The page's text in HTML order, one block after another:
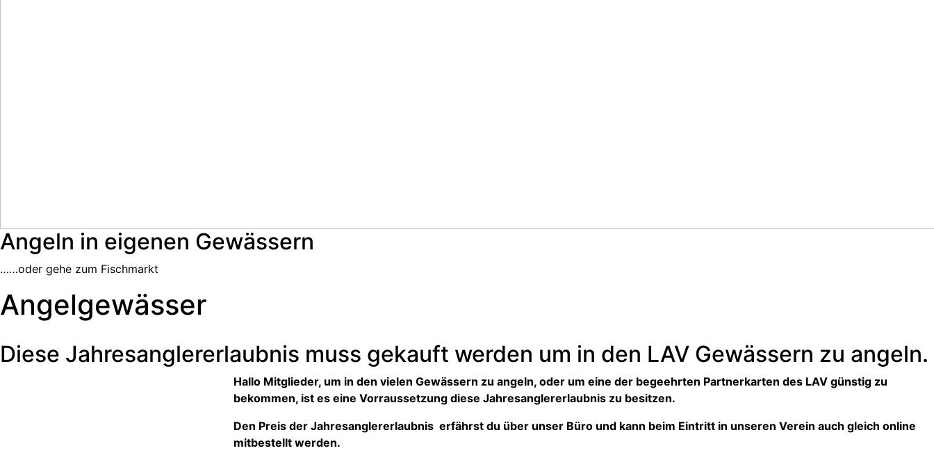
Angeln in eigenen Gewässern
……oder gehe zum Fischmarkt
Angelgewässer
Diese Jahresanglererlaubnis muss gekauft werden um in den LAV Gewässern zu angeln.
Hallo Mitglieder, um in den vielen Gewässern zu angeln, oder um eine der begeehrten Partnerkarten des LAV günstig zu
bekommen, ist es eine Vorraussetzung diese Jahresanglererlaubnis zu besitzen.
Den Preis der Jahresanglererlaubnis erfährst du über unser Büro und kann beim Eintritt in unseren Verein auch gleich online
mitbestellt werden.